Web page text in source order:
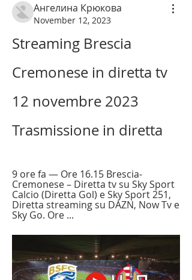
Ангелина Крюкова
November 12, 2023
Streaming Brescia
Cremonese in diretta tv
12 novembre 2023
Trasmissione in diretta
9 ore fa — Ore 16.15 Brescia-
Cremonese – Diretta tv su Sky Sport
Calcio (Diretta Gol) e Sky Sport 251,
Diretta streaming su DAZN, Now Tv e
Sky Go. Ore ...